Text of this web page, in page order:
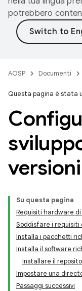
potrebbero
AOSP Documenti
Questa pagina è stata
Su questa pagina
Requisiti hardware
Soddisfare i requisiti
Installa i pacchetti
Installa il software
Installare il
Impostare una
Passaggi successivi